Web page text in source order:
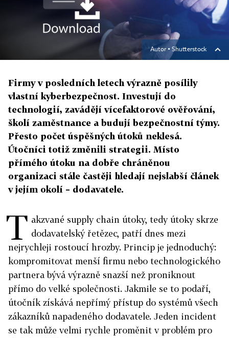
Autor ▪ Shutterstock
Firmy v posledních letech výrazně posílily
vlastní kyberbezpečnost. Investují do
technologií, zavádějí vícefaktorové ověřování,
školí zaměstnance a budují bezpečnostní týmy.
Přesto počet úspěšných útoků neklesá.
Útočníci totiž změnili strategii. Místo
přímého útoku na dobře chráněnou
organizaci stále častěji hledají nejslabší článek
v jejím okolí – dodavatele.
T akzvané supply chain útoky, tedy útoky skrze
dodavatelský řetězec, patří dnes mezi
nejrychleji rostoucí hrozby. Princip je jednoduchý:
kompromitovat menší firmu nebo technologického
partnera bývá výrazně snazší než proniknout
přímo do velké společnosti. Jakmile se to podaří,
útočník získává nepřímý přístup do systémů všech
zákazníků napadeného dodavatele. Jeden incident
se tak může velmi rychle proměnit v problém pro